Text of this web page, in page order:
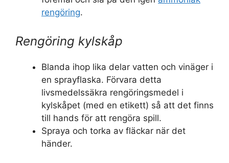
rengöring.
Rengöring kylskåp
Blanda ihop lika delar vatten och vinäger i
en sprayflaska. Förvara detta
livsmedelssäkra rengöringsmedel i
kylskåpet (med en etikett) så att det finns
till hands för att rengöra spill.
Spraya och torka av fläckar när det
händer.